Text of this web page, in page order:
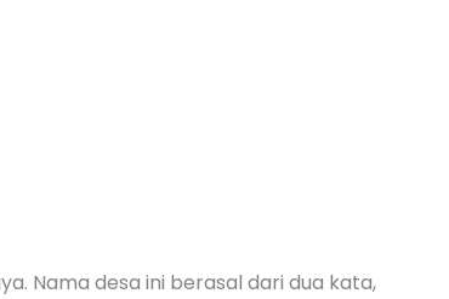
Nama desa ini berasal dari dua kata,